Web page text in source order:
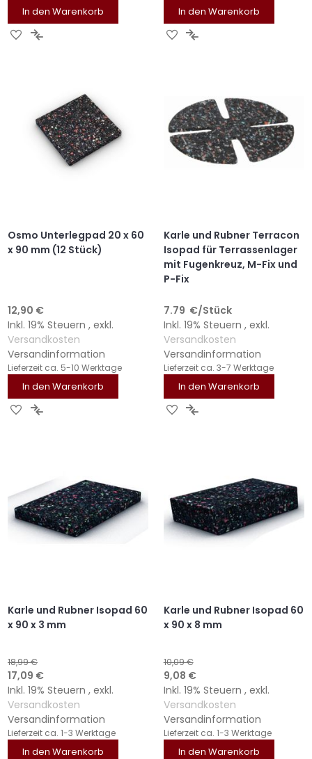
In den Warenkorb
ZURZUR
In den Warenkorb
ZURZUR
Osmo Unterlegpad 20 x 60
x 90 mm (12 Stück)
12,90 €
Inkl. 19% Steuern , exkl.
Versandkosten
Versandinformation
Lieferzeit ca. 5-10 Werktage
In den Warenkorb
ZURZUR
Karle und Rubner Terracon
Isopad für Terrassenlager
mit Fugenkreuz, M-Fix und
P-Fix
7.79 €/Stück
Inkl. 19% Steuern , exkl.
Versandkosten
Versandinformation
Lieferzeit ca. 3-7 Werktage
In den Warenkorb
ZURZUR
Karle und Rubner Isopad 60
x 90 x 3 mm
18,99 €
Sonderangebot
17,09 €
Inkl. 19% Steuern , exkl.
Versandkosten
Versandinformation
Lieferzeit ca. 1-3 Werktage
In den Warenkorb
Karle und Rubner Isopad 60
x 90 x 8 mm
10,09 €
Sonderangebot
9,08 €
Inkl. 19% Steuern , exkl.
Versandkosten
Versandinformation
Lieferzeit ca. 1-3 Werktage
In den Warenkorb